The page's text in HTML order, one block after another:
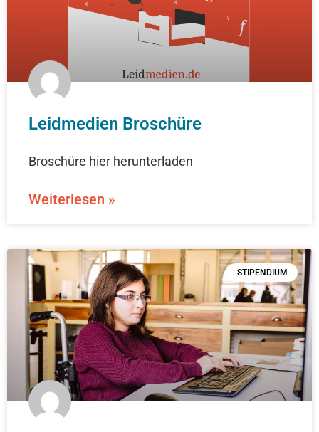
Leidmedien Broschüre
Broschüre hier herunterladen
Weiterlesen »
STIPENDIUM